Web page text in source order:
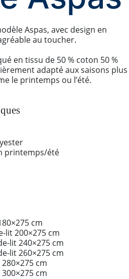
Aspas, avec design en
au toucher.
en tissu de 50 % coton 50 %
adapté aux saisons plus
le printemps ou l’été.
printemps/été
cm
lit 200×275 cm
lit 240×275 cm
lit 260×275 cm
cm
cm